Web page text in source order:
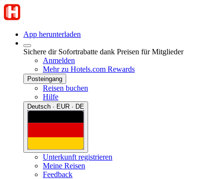
App herunterladen
Sichere dir Sofortrabatte dank Preisen für Mitglieder
Anmelden
Mehr zu Hotels.com Rewards
Posteingang
Reisen buchen
Hilfe
Deutsch · EUR · DE
Unterkunft registrieren
Meine Reisen
Feedback